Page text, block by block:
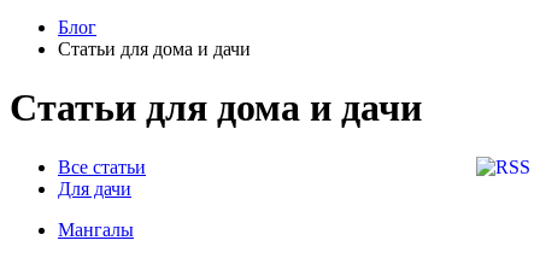
Блог
Статьи для дома и дачи
Статьи для дома и дачи
Все статьи
Для дачи
Мангалы